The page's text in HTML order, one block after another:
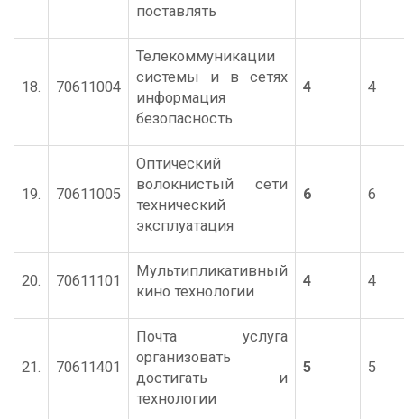
поставлять
18. 70611004
Телекоммуникации
системы и в сетях
информация
безопасность
4 4
19. 70611005
Оптический
волокнистый сети
технический
эксплуатация
6 6
20. 70611101
Мультипликативный
кино технологии
4 4
21. 70611401
Почта услуга
организовать
достигать и
технологии
5 5